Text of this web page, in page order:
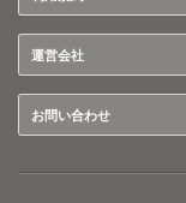
運営会社
お問い合わせ